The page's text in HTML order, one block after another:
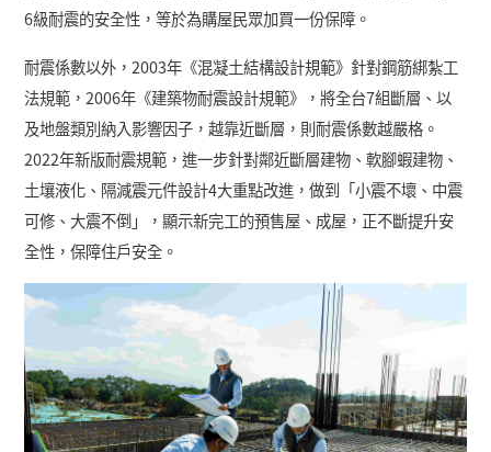
6級耐震的安全性 ，等於為購屋民眾加買一份保障。
耐震係數以外，2003年《混凝土結構設計規範》針對鋼筋綁紮工
法規範，2006年《建築物耐震設計規範》，將全台7組斷層、以
及地盤類別納入影響因子，越靠近斷層，則耐震係數越嚴格。
2022年新版耐震規範，進一步針對鄰近斷層建物、軟腳蝦建物、
土壤液化、隔減震元件設計4大重點改進，做到「小震不壞、中震
可修、大震不倒」，顯示新完工的預售屋、成屋，正不斷提升安
全性，保障住戶安全。